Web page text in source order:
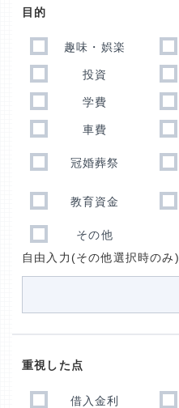
目的
趣味・娯楽
投資
学費
車費
冠婚葬祭
教育資金
その他
自由入力(その他選択時のみ)
重視した点
借入金利